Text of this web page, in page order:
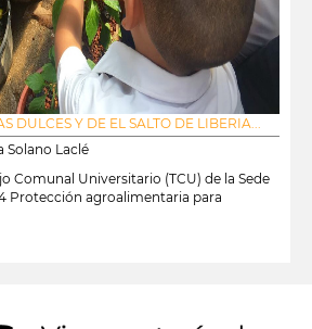
DULCES Y DE EL SALTO DE LIBERIA...
Solano Laclé
Comunal Universitario (TCU) de la Sede
Protección agroalimentaria para